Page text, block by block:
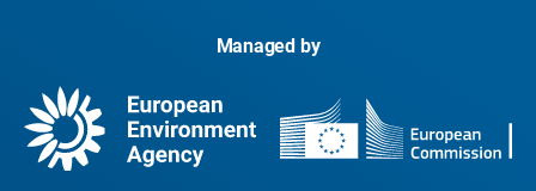
Managed by